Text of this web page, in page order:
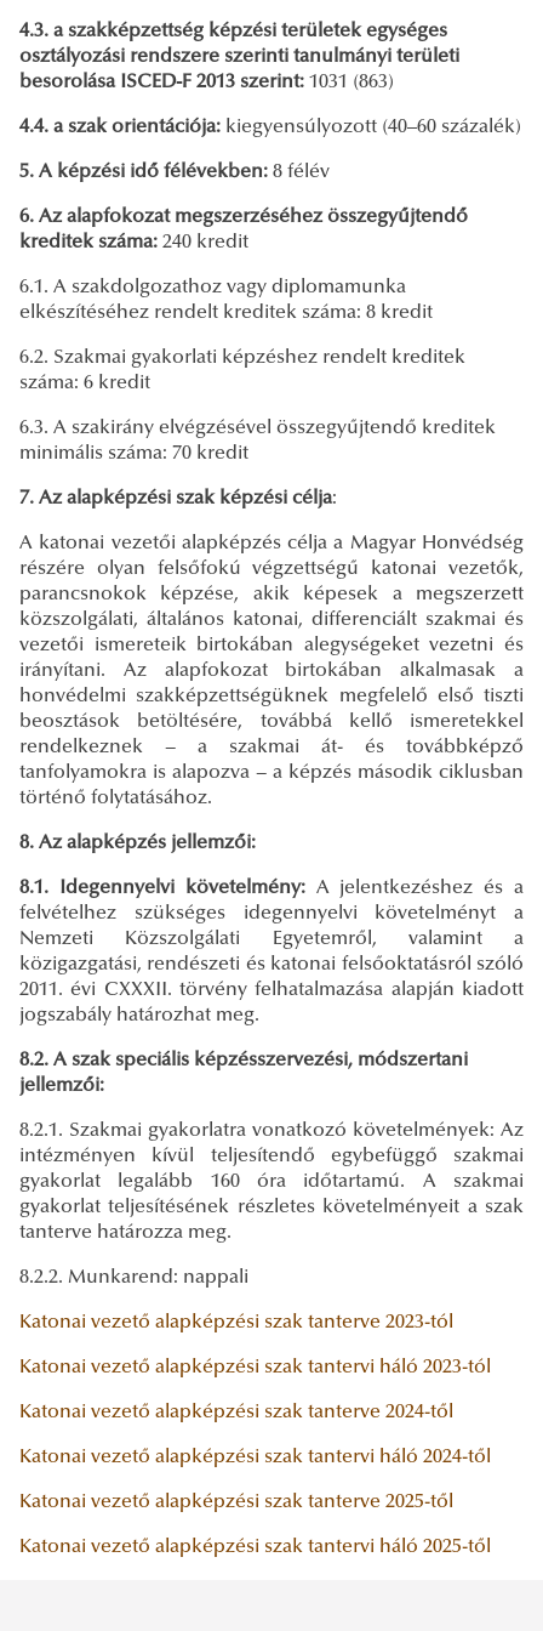
4.3. a szakképzettség képzési területek egységes
osztályozási rendszere szerinti tanulmányi területi
besorolása ISCED-F 2013 szerint: 1031 (863)
4.4. a szak orientációja: kiegyensúlyozott (40–60 százalék)
5. A képzési idő félévekben: 8 félév
6. Az alapfokozat megszerzéséhez összegyűjtendő
kreditek száma: 240 kredit
6.1. A szakdolgozathoz vagy diplomamunka
elkészítéséhez rendelt kreditek száma: 8 kredit
6.2. Szakmai gyakorlati képzéshez rendelt kreditek
száma: 6 kredit
6.3. A szakirány elvégzésével összegyűjtendő kreditek
minimális száma: 70 kredit
7. Az alapképzési szak képzési célja:
A katonai vezetői alapképzés célja a Magyar Honvédség
részére olyan felsőfokú végzettségű katonai vezetők,
parancsnokok képzése, akik képesek a megszerzett
közszolgálati, általános katonai, differenciált szakmai és
vezetői ismereteik birtokában alegységeket vezetni és
irányítani. Az alapfokozat birtokában alkalmasak a
honvédelmi szakképzettségüknek megfelelő első tiszti
beosztások betöltésére, továbbá kellő ismeretekkel
rendelkeznek − a szakmai át- és továbbképző
tanfolyamokra is alapozva − a képzés második ciklusban
történő folytatásához.
8. Az alapképzés jellemzői:
8.1. Idegennyelvi követelmény: A jelentkezéshez és a
felvételhez szükséges idegennyelvi követelményt a
Nemzeti Közszolgálati Egyetemről, valamint a
közigazgatási, rendészeti és katonai felsőoktatásról szóló
2011. évi CXXXII. törvény felhatalmazása alapján kiadott
jogszabály határozhat meg.
8.2. A szak speciális képzésszervezési, módszertani
jellemzői:
8.2.1. Szakmai gyakorlatra vonatkozó követelmények: Az
intézményen kívül teljesítendő egybefüggő szakmai
gyakorlat legalább 160 óra időtartamú. A szakmai
gyakorlat teljesítésének részletes követelményeit a szak
tanterve határozza meg.
8.2.2. Munkarend: nappali
Katonai vezető alapképzési szak tanterve 2023-tól
Katonai vezető alapképzési szak tantervi háló 2023-tól
Katonai vezető alapképzési szak tanterve 2024-től
Katonai vezető alapképzési szak tantervi háló 2024-től
Katonai vezető alapképzési szak tanterve 2025-től
Katonai vezető alapképzési szak tantervi háló 2025-től